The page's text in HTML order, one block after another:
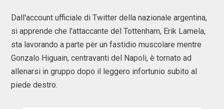
Dall'account ufficiale di Twitter della nazionale argentina,
si apprende che l'attaccante del Tottenham, Erik Lamela,
sta lavorando a parte per un fastidio muscolare mentre
Gonzalo Higuain, centravanti del Napoli, è tornato ad
allenarsi in gruppo dopo il leggero infortunio subito al
piede destro.